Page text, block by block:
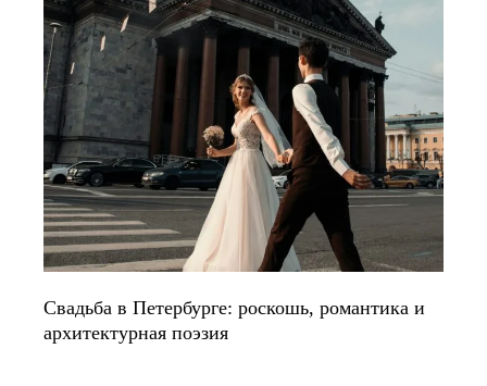
Свадьба в Петербурге: роскошь, романтика и
архитектурная поэзия